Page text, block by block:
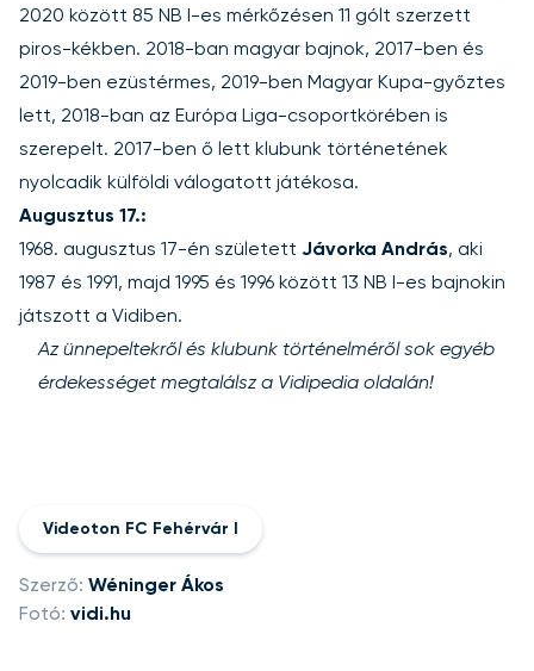
2020 között 85 NB I-es mérkőzésen 11 gólt szerzett
piros-kékben. 2018-ban magyar bajnok, 2017-ben és
2019-ben ezüstérmes, 2019-ben Magyar Kupa-győztes
lett, 2018-ban az Európa Liga-csoportkörében is
szerepelt. 2017-ben ő lett klubunk történetének
nyolcadik külföldi válogatott játékosa.
Augusztus 17.:
1968. augusztus 17-én született Jávorka András, aki
1987 és 1991, majd 1995 és 1996 között 13 NB I-es bajnokin
játszott a Vidiben.
Az ünnepeltekről és klubunk történelméről sok egyéb
érdekességet megtalálsz a Vidipedia oldalán!
Videoton FC Fehérvár I
Szerző: Wéninger Ákos
Fotó: vidi.hu